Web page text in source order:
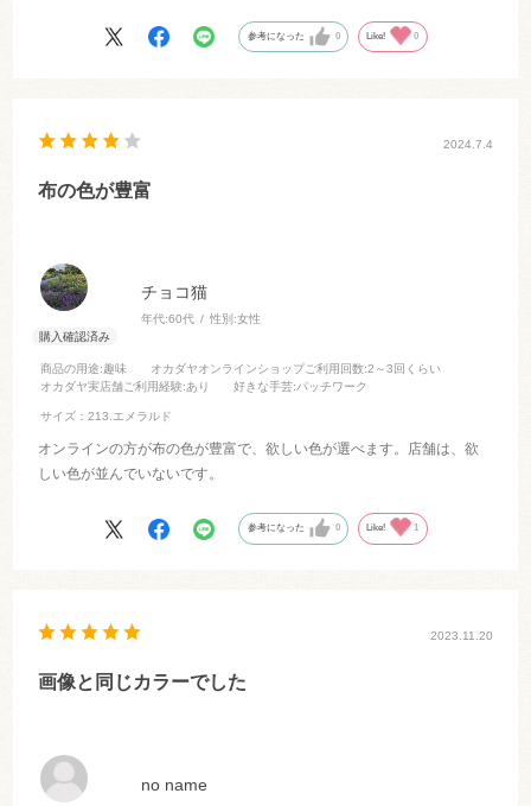
参考になった 0 Like! 0
チョコ猫
年代:60代 性別:女性
商品の用途:趣味 オカダヤオンラインショップご利用回数:2～3回くらい
オカダヤ実店舗ご利用経験:あり 好きな手芸:パッチワーク
サイズ：213.エメラルド
2024.7.4
布の色が豊富
オンラインの方が布の色が豊富で、欲しい色が選べます。店舗は、欲
しい色が並んでいないです。
参考になった 0 Like! 1
no name
2023.11.20
画像と同じカラーでした